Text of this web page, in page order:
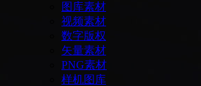
图库素材
视频素材
数字版权
矢量素材
PNG素材
样机图库